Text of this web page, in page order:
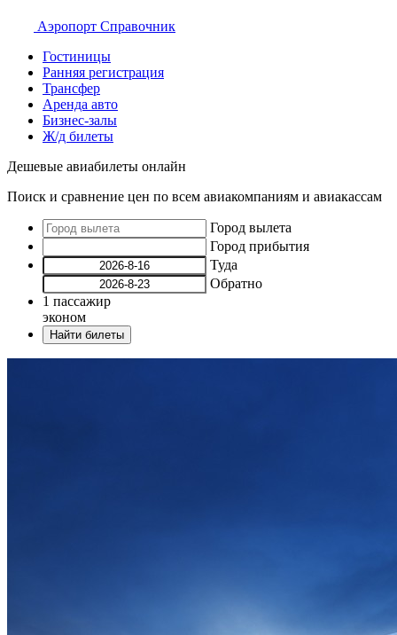
Аэропорт Справочник
Гостиницы
Ранняя регистрация
Трансфер
Аренда авто
Бизнес-залы
Ж/д билеты
Дешевые авиабилеты онлайн
Поиск и сравнение цен по всем авиакомпаниям и авиакассам
Город вылета
Город прибытия
Туда
Обратно
1 пассажир
эконом
Найти билеты